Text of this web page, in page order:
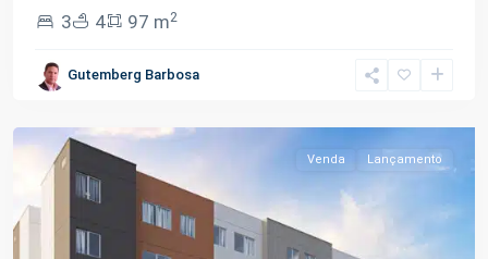
3
4 97 m2
Gutemberg Barbosa
Tarumã,
Venda Lançamento